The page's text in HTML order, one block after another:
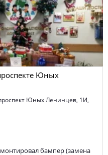
Юных
Юных Ленинцев, 1И,
бампер (замена